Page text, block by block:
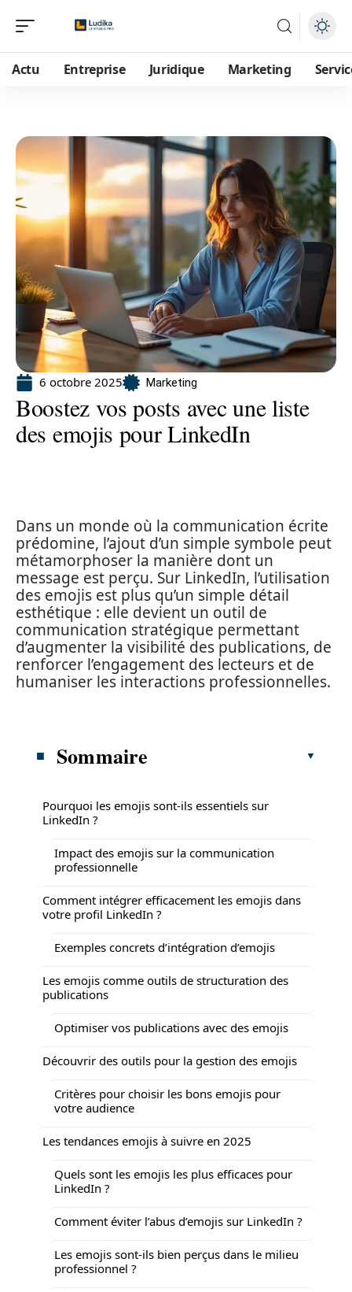
Actu Entreprise Juridique Marketing
6 octobre 2025 Marketing
Boostez vos posts avec une liste
des emojis pour LinkedIn
Dans un monde où la communication écrite
prédomine, l’ajout d’un simple symbole peut
métamorphoser la manière dont un
message est perçu. Sur LinkedIn, l’utilisation
des emojis est plus qu’un simple détail
esthétique : elle devient un outil de
communication stratégique permettant
d’augmenter la visibilité des publications, de
renforcer l’engagement des lecteurs et de
humaniser les interactions professionnelles.
Sommaire
Pourquoi les emojis sont-ils essentiels sur
LinkedIn ?
Impact des emojis sur la communication
professionnelle
Comment intégrer efficacement les emojis dans
votre profil LinkedIn ?
Exemples concrets d’intégration d’emojis
Les emojis comme outils de structuration des
publications
Optimiser vos publications avec des emojis
Découvrir des outils pour la gestion des emojis
Critères pour choisir les bons emojis pour
votre audience
Les tendances emojis à suivre en 2025
Quels sont les emojis les plus efficaces pour
LinkedIn ?
Comment éviter l’abus d’emojis sur LinkedIn ?
Les emojis sont-ils bien perçus dans le milieu
professionnel ?